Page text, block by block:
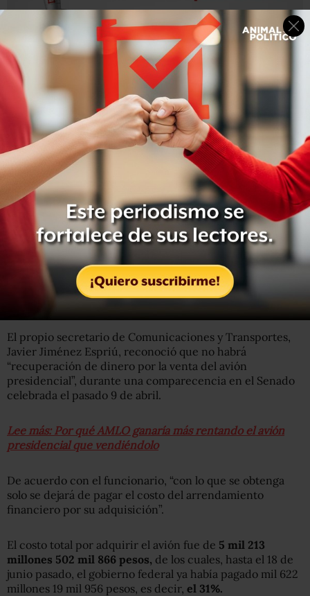
Los 150 millones de dólares considerados por el
presidente, como se reportó en El Sabueso,
ni siquiera
son suficientes para liquidar lo que se adeuda por haber
adquirido el avión.
Con esa cantidad de dinero, el gobierno federal
alcanzaría a cubrir solo el 86% del costo del avión que
aún se debe pagar al Banco Nacional de Obras y Servicios
Públicos (Banobras), según se establece en el contrato de
arrendamiento firmado en 2012.
El propio secretario de Comunicaciones y Transportes,
Javier Jiménez Espriú, reconoció que no habrá
“recuperación de dinero por la venta del avión
presidencial”, durante una comparecencia en el Senado
celebrada el pasado 9 de abril.
Lee más: Por qué AMLO ganaría más rentando el avión
presidencial que vendiéndolo
De acuerdo con el funcionario, “con lo que se obtenga
solo se dejará de pagar el costo del arrendamiento
financiero por su adquisición”.
El costo total por adquirir el avión fue de 5 mil 213
millones 502 mil 866 pesos, de los cuales, hasta el 18 de
junio pasado, el gobierno federal ya había pagado mil 622
millones 19 mil 956 pesos, es decir, el 31%.